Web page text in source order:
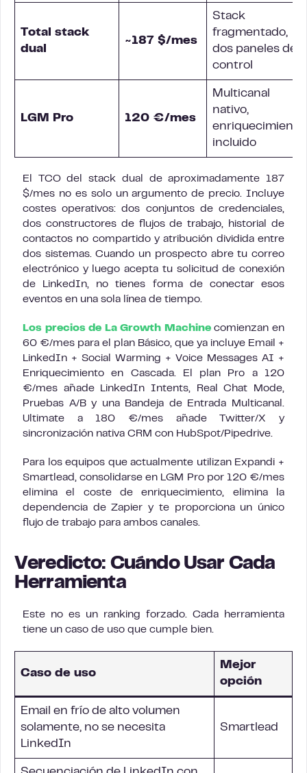
Total stack
dual
~187 $/mes
Stack
fragmentado,
dos paneles de
control
LGM Pro 120 €/mes
Multicanal
nativo,
enriquecimiento
incluido
El TCO del stack dual de aproximadamente 187
$/mes no es solo un argumento de precio. Incluye
costes operativos: dos conjuntos de credenciales,
dos constructores de flujos de trabajo, historial de
contactos no compartido y atribución dividida entre
dos sistemas. Cuando un prospecto abre tu correo
electrónico y luego acepta tu solicitud de conexión
de LinkedIn, no tienes forma de conectar esos
eventos en una sola línea de tiempo.
Los precios de La Growth Machinecomienzan en
60 €/mes para el plan Básico, que ya incluye Email +
LinkedIn + Social Warming + Voice Messages AI +
Enriquecimiento en Cascada. El plan Pro a 120
€/mes añade LinkedIn Intents, Real Chat Mode,
Pruebas A/B y una Bandeja de Entrada Multicanal.
Ultimate a 180 €/mes añade Twitter/X y
sincronización nativa CRM con HubSpot/Pipedrive.
Para los equipos que actualmente utilizan Expandi +
Smartlead, consolidarse en LGM Pro por 120 €/mes
elimina el coste de enriquecimiento, elimina la
dependencia de Zapier y te proporciona un único
flujo de trabajo para ambos canales.
Veredicto: Cuándo Usar Cada
Herramienta
Este no es un ranking forzado. Cada herramienta
tiene un caso de uso que cumple bien.
Caso de uso
Mejor
opción
Email en frío de alto volumen
solamente, no se necesita
LinkedIn
Smartlead